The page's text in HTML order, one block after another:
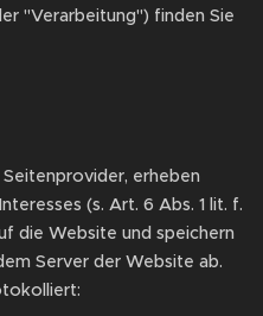
"Verarbeitung") finden Sie
erheben
(s. Art. 6 Abs. 1 lit. f.
die Website und speichern
Server der Website ab.